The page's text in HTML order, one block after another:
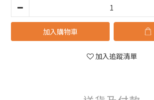
加入購物車
加入追蹤清單